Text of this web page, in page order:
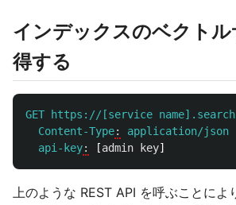
インデックスのベクト
得する
GET https://[service
Content-Type:
application/json
api-key: [admin key]
上のような REST API を呼ぶことによ